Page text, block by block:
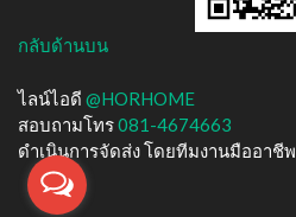
กลับด้านบน
ไลน์ไอดี @HORHOME
สอบถามโทร081-4674663
ดำเนินการจัดส่ง โดยทีมงานมืออาชีพ